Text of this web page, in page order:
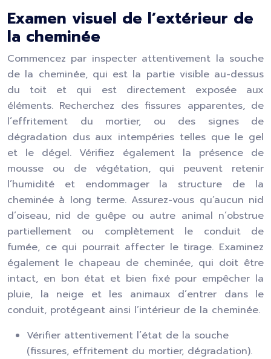
Examen visuel de l’extérieur de
la cheminée
Commencez par inspecter attentivement la souche
de la cheminée, qui est la partie visible au-dessus
du toit et qui est directement exposée aux
éléments. Recherchez des fissures apparentes, de
l’effritement du mortier, ou des signes de
dégradation dus aux intempéries telles que le gel
et le dégel. Vérifiez également la présence de
mousse ou de végétation, qui peuvent retenir
l’humidité et endommager la structure de la
cheminée à long terme. Assurez-vous qu’aucun nid
d’oiseau, nid de guêpe ou autre animal n’obstrue
partiellement ou complètement le conduit de
fumée, ce qui pourrait affecter le tirage. Examinez
également le chapeau de cheminée, qui doit être
intact, en bon état et bien fixé pour empêcher la
pluie, la neige et les animaux d’entrer dans le
conduit, protégeant ainsi l’intérieur de la cheminée.
Vérifier attentivement l’état de la souche
(fissures, effritement du mortier, dégradation).